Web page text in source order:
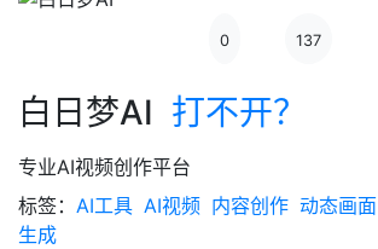
0 137
白日梦AI 打不开？
专业AI视频创作平台
标签： AI工具 AI视频 内容创作 动态画面
生成